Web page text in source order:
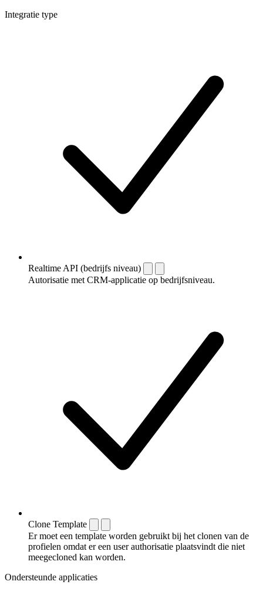
Integratie type
Realtime API (bedrijfs niveau)
Autorisatie met CRM-applicatie op bedrijfsniveau.
Clone Template
Er moet een template worden gebruikt bij het clonen van de
profielen omdat er een user authorisatie plaatsvindt die niet
meegecloned kan worden.
Ondersteunde applicaties